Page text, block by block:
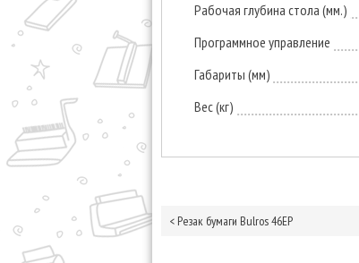
Рабочая глубина стола (мм.)
Программное управление
Габариты (мм)
Вес (кг)
< Резак бумаги Bulros 46EP